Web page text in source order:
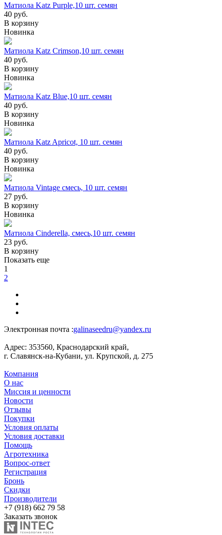
Матиола Katz Purple,10 шт. семян
40 руб.
В корзину
Новинка
Матиола Katz Crimson,10 шт. семян
40 руб.
В корзину
Новинка
Матиола Katz Blue,10 шт. семян
40 руб.
В корзину
Новинка
Матиола Katz Apricot, 10 шт. семян
40 руб.
В корзину
Новинка
Матиола Vintage смесь, 10 шт. семян
27 руб.
В корзину
Новинка
Матиола Cinderella, смесь,10 шт. семян
23 руб.
В корзину
Показать еще
1
2
Электронная почта :galinaseedru@yandex.ru
Адрес: 353560, Краснодарский край,
г. Славянск-на-Кубани, ул. Крупской, д. 275
Компания
О нас
Миссия и ценности
Новости
Отзывы
Покупки
Условия оплаты
Условия доставки
Помощь
Агротехника
Вопрос-ответ
Регистрация
Бронь
Скидки
Производители
+7 (918) 662 79 58
Заказать звонок